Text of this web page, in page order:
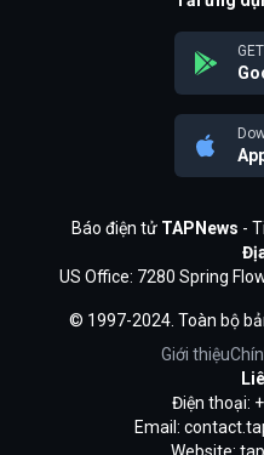
Báo điện tử TAPNews -
US Office: 7280 Spring
© 1997-2024. Toàn bộ
Giới thiệu
Điện thoại:
Email: